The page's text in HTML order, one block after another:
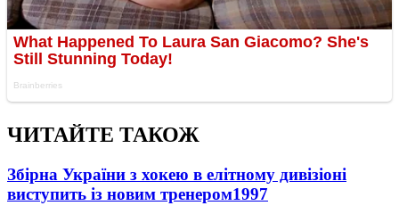
ЧИТАЙТЕ ТАКОЖ
Збірна України з хокею в елітному дивізіоні
виступить із новим тренером1997